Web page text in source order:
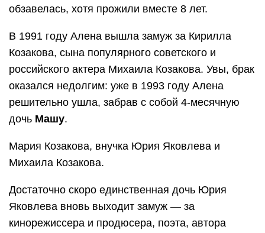
обзавелась, хотя прожили вместе 8 лет.
В 1991 году Алена вышла замуж за Кирилла
Козакова, сына популярного советского и
российского актера Михаила Козакова. Увы, брак
оказался недолгим: уже в 1993 году Алена
решительно ушла, забрав с собой 4-месячную
дочь Машу.
Мария Козакова, внучка Юрия Яковлева и
Михаила Козакова.
Достаточно скоро единственная дочь Юрия
Яковлева вновь выходит замуж — за
кинорежиссера и продюсера, поэта, автора